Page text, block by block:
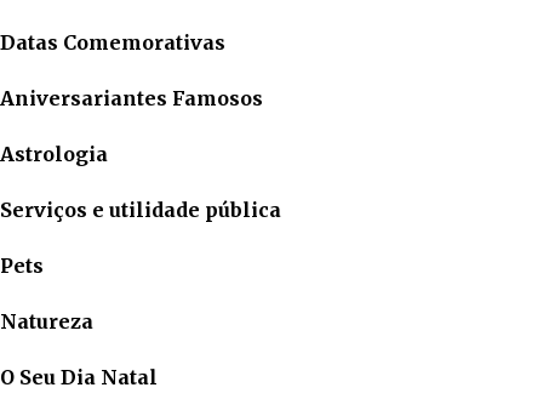
Datas Comemorativas
Aniversariantes Famosos
Astrologia
Serviços e utilidade pública
Pets
Natureza
O Seu Dia Natal